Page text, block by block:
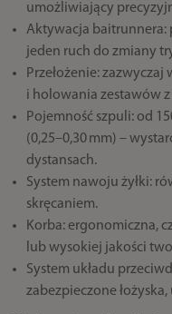
umożliwiający
Aktywacja baitrunnera:
jeden ruch do zmiany
Przełożenie: zazwyczaj
i holowania zestawów
Pojemność szpuli: od
(0,25–0,30 mm) –
dystansach.
System nawoju żyłki:
skręcaniem.
Korba: ergonomiczna,
lub wysokiej jakości
System układu
zabezpieczone